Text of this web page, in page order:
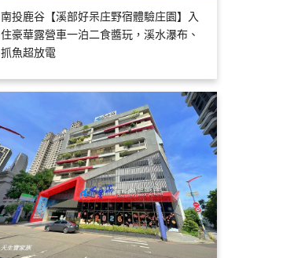
南投鹿谷【溪部好呆庄野宿體驗庄園】入
住豪華露營車一泊二食醬玩，溪水瀑布、
抓魚超放電